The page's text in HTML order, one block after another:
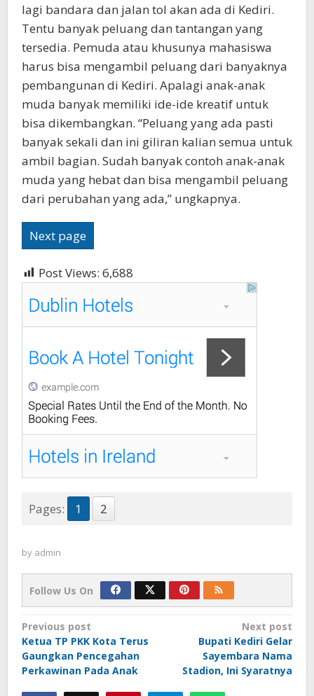
lagi bandara dan jalan tol akan ada di Kediri.
Tentu banyak peluang dan tantangan yang
tersedia. Pemuda atau khusunya mahasiswa
harus bisa mengambil peluang dari banyaknya
pembangunan di Kediri. Apalagi anak-anak
muda banyak memiliki ide-ide kreatif untuk
bisa dikembangkan. “Peluang yang ada pasti
banyak sekali dan ini giliran kalian semua untuk
ambil bagian. Sudah banyak contoh anak-anak
muda yang hebat dan bisa mengambil peluang
dari perubahan yang ada,” ungkapnya.
Next page
Post Views: 6,688
Pages: 1 2
by admin
Follow Us On
Post
navigation
Previous post
Ketua TP PKK Kota Terus
Gaungkan Pencegahan
Perkawinan Pada Anak
Next post
Bupati Kediri Gelar
Sayembara Nama
Stadion, Ini Syaratnya